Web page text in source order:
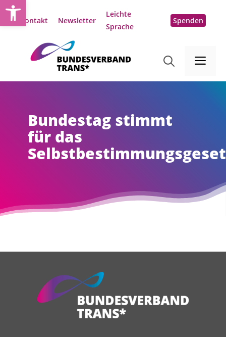
Zum
Inhalt
Kontakt Newsletter
Leichte
Sprache
Spenden
Bundestag stimmt
für das